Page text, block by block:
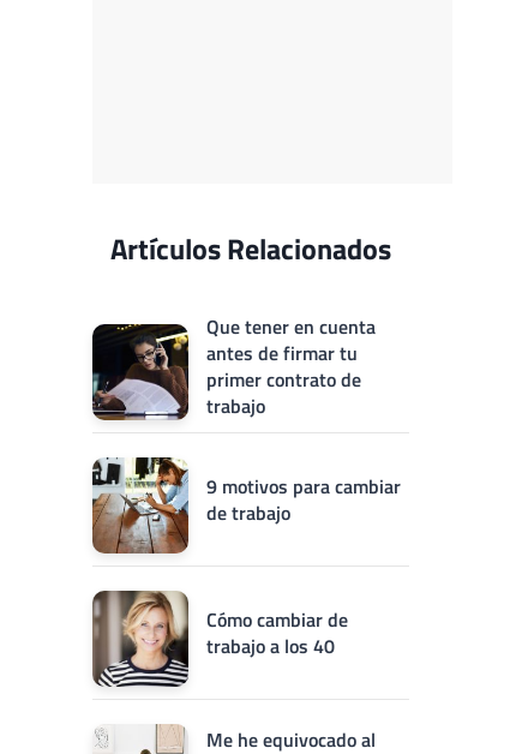
Artículos Relacionados
Que tener en cuenta
antes de firmar tu
primer contrato de
trabajo
9 motivos para cambiar
de trabajo
Cómo cambiar de
trabajo a los 40
Me he equivocado al